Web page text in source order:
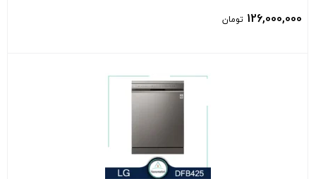
126,000,000 تومان